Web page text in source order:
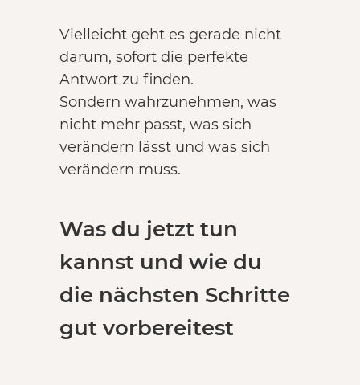
Vielleicht geht es gerade nicht
darum, sofort die perfekte
Antwort zu finden.
Sondern wahrzunehmen, was
nicht mehr passt, was sich
verändern lässt und was sich
verändern muss.
Was du jetzt tun
kannst und wie du
die nächsten Schritte
gut vorbereitest